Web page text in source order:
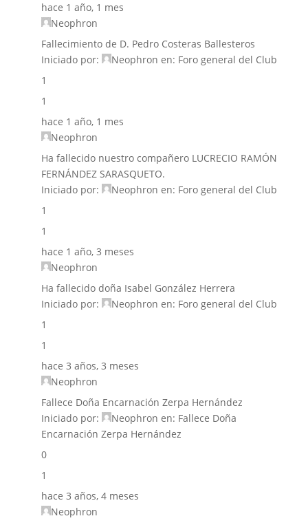
hace 1 año, 1 mes
Neophron
Fallecimiento de D. Pedro Costeras Ballesteros
Iniciado por:
Neophron en: Foro general del Club
1
1
hace 1 año, 1 mes
Neophron
Ha fallecido nuestro compañero LUCRECIO RAMÓN
FERNÁNDEZ SARASQUETO.
Iniciado por:
Neophron en: Foro general del Club
1
1
hace 1 año, 3 meses
Neophron
Ha fallecido doña Isabel González Herrera
Iniciado por:
Neophron en: Foro general del Club
1
1
hace 3 años, 3 meses
Neophron
Fallece Doña Encarnación Zerpa Hernández
Iniciado por:
Neophron en: Fallece Doña
Encarnación Zerpa Hernández
0
1
hace 3 años, 4 meses
Neophron